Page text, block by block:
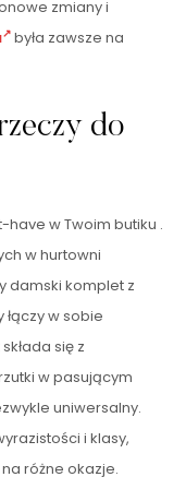
zmiany i
była zawsze na
do
w Twoim butiku .
w hurtowni
damski komplet z
w sobie
się z
w pasującym
uniwersalny.
i klasy,
różne okazje.